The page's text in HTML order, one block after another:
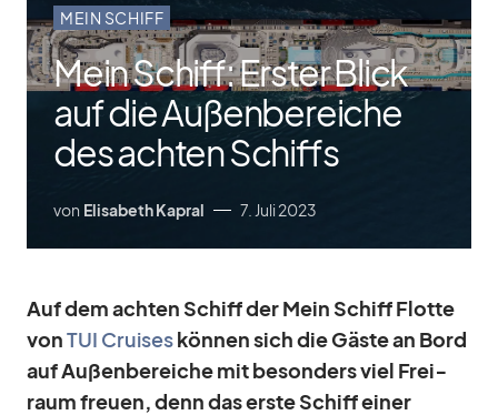
MEIN SCHIFF
Mein Schiff: Erster Blick
auf die Außenbereiche
des achten Schiffs
von Elisabeth Kapral 7. Juli 2023
Auf dem ach­ten Schiff der Mein Schiff Flotte
vonTUI Crui­seskön­nen sich die Gäste an Bord
auf Au­ßen­be­rei­che mit be­son­ders viel Frei­
raum freuen, denn das erste Schiff ei­ner